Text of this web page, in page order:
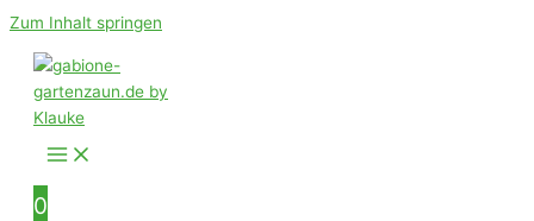
Zum Inhalt springen
0